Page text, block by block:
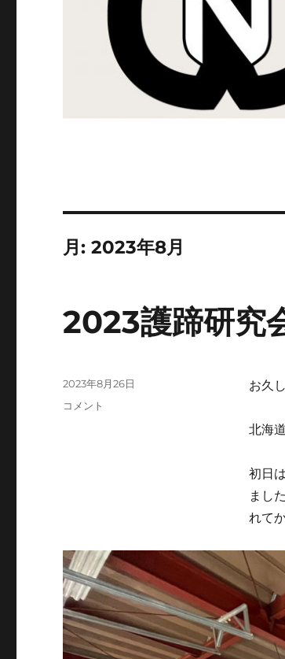
月:2023年8月
2023護蹄研究
お久
北海
初日
まし
れて
投
2023年8月26日
2023
学
園
大
学
に
コメント